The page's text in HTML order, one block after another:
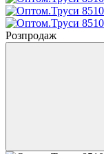
Розпродаж